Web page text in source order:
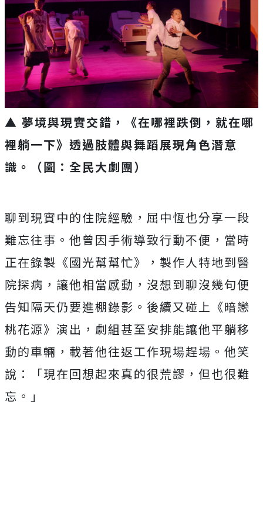
▲ 夢境與現實交錯，《在哪裡跌倒，就在哪
裡躺一下》透過肢體與舞蹈展現角色潛意
識。（圖：全民大劇團）
聊到現實中的住院經驗，屈中恆也分享一段
難忘往事。他曾因手術導致行動不便，當時
正在錄製《國光幫幫忙》，製作人特地到醫
院探病，讓他相當感動，沒想到聊沒幾句便
告知隔天仍要進棚錄影。後續又碰上《暗戀
桃花源》演出，劇組甚至安排能讓他平躺移
動的車輛，載著他往返工作現場趕場。他笑
說：「現在回想起來真的很荒謬，但也很難
忘。」